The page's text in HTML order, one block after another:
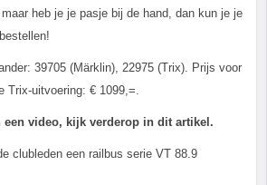
heb je je pasje bij de hand, dan kun je je
39705 (Märklin), 22975 (Trix). Prijs voor
Trix-uitvoering: € 1099,=.
een video, kijk verderop in dit artikel.
clubleden een railbus serie VT 88.9